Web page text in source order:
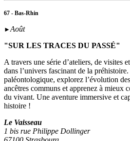
67 - Bas-Rhin
►Août
"SUR LES TRACES DU PASSÉ"
A travers une série d’ateliers, de visites
dans l’univers fascinant de la
paléontologique, explorez l’évolution
ancêtres communs et apprenez à mieux
du vivant. Une aventure immersive et
histoire !
Le Vaisseau
1 bis rue Philippe Dollinger